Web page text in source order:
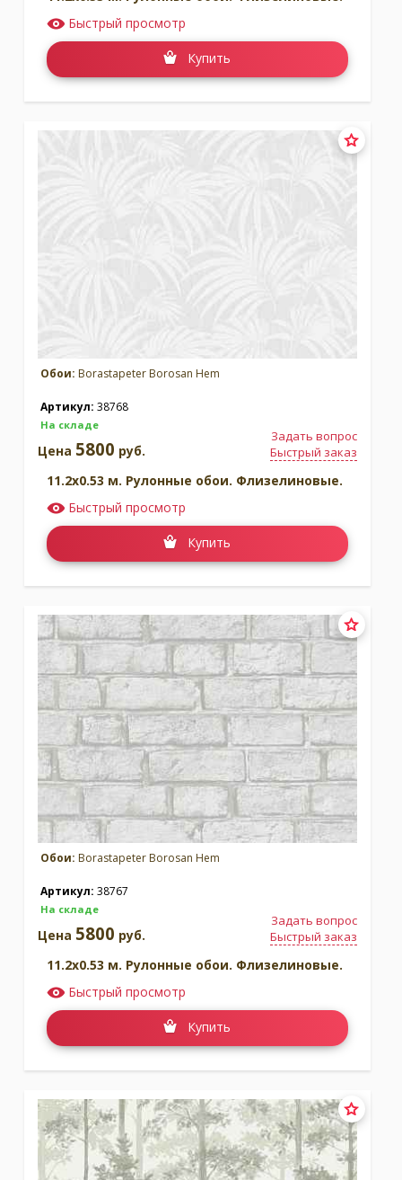
Быстрый просмотр
Купить
Обои: Borastapeter Borosan Hem
Артикул: 38768
На складе
Задать вопрос
Быстрый заказ
Цена 5800 руб.
11.2x0.53 м. Рулонные обои. Флизелиновые.
Быстрый просмотр
Купить
Обои: Borastapeter Borosan Hem
Артикул: 38767
На складе
Задать вопрос
Быстрый заказ
Цена 5800 руб.
11.2x0.53 м. Рулонные обои. Флизелиновые.
Быстрый просмотр
Купить